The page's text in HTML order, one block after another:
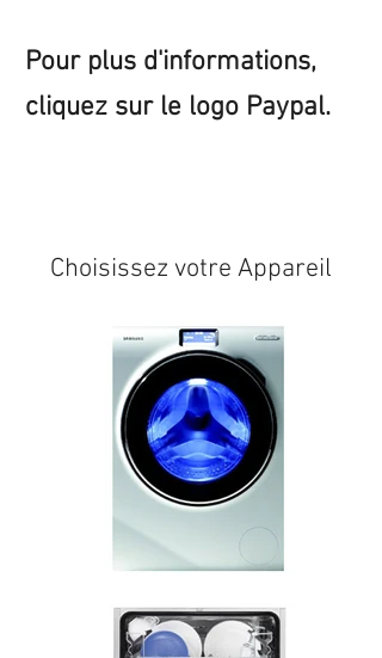
Pour plus d'informations,
cliquez sur le logo Paypal.
Choisissez votre Appareil